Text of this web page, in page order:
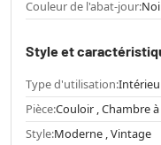
Couleur de l'abat-jour:
Style et
Type d'utilisation:
Pièce:Couloir , Chambre
Style:Moderne , Vintage